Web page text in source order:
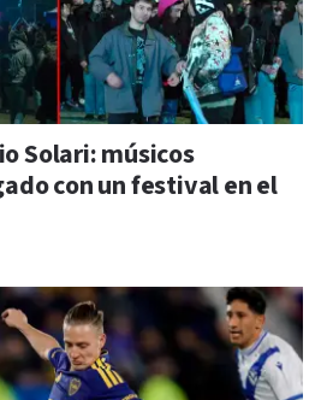
Solari: músicos
con un festival en el